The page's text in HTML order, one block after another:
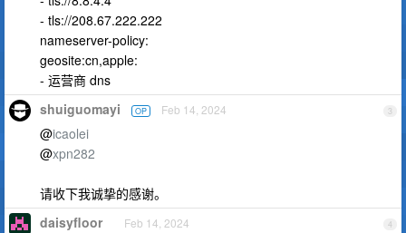
- tls://208.67.222.222
nameserver-policy:
geosite:cn,apple:
- 运营商 dns
3
shuiguomayi OP Feb 14, 2024
@icaolei
@xpn282
请收下我诚挚的感谢。
4
daisyfloor Feb 14, 2024